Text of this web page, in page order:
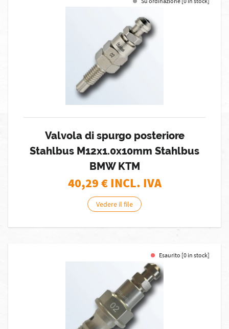
Valvola di spurgo posteriore
Stahlbus M12x1.0x10mm Stahlbus
BMW KTM
40,29€ INCL. IVA
Vedere il file
Esaurito [0 in stock]